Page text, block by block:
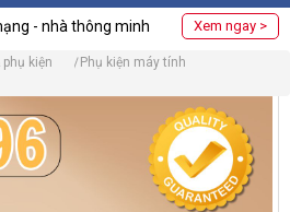
- nhà thông minh Xem ngay >
phụ kiện
Phụ kiện máy tính